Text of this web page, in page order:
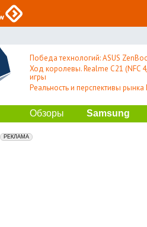
Победа технологий: ASUS
Ход королевы. Realme C21 (NFC
игры
Реальность и перспективы
Обзоры Samsung
erid: 2VfnxxmNzs5
РЕКЛАМА